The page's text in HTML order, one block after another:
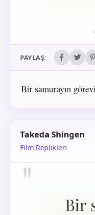
PAYLAŞ:
Bir samurayın
Takeda Shingen
Film Replikleri